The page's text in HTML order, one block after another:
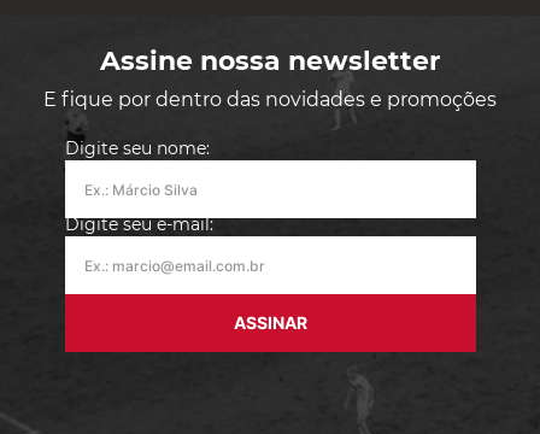
Assine nossa newsletter
E fique por dentro das novidades e promoções
Digite seu nome:
Digite seu e-mail:
ASSINAR